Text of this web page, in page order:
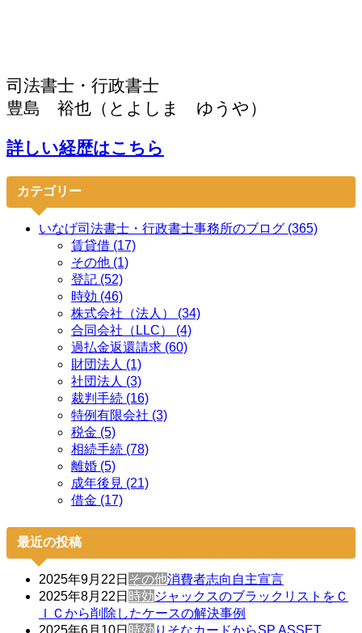
司法書士・行政書士
豊島 裕也（とよしま ゆうや）
詳しい経歴はこちら
カテゴリー
いなげ司法書士・行政書士事務所のブログ (365)
賃貸借 (17)
その他 (1)
登記 (52)
時効 (46)
株式会社（法人） (34)
合同会社（LLC） (4)
過払金返還請求 (60)
財団法人 (1)
社団法人 (3)
裁判手続 (16)
特例有限会社 (3)
税金 (5)
相続手続 (78)
離婚 (5)
成年後見 (21)
借金 (17)
最近の投稿
2025年9月22日 その他消費者志向自主宣言
2025年8月22日 時効ジャックスのブラックリストをＣ
ＩＣから削除したケースの解決事例
2025年6月10日 時効 りそなカードからSP ASSET